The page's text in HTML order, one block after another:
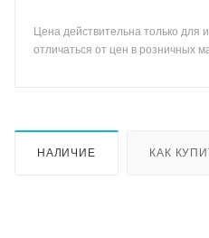
Цена действительна только для
отличаться от цен в розничных
НАЛИЧИЕ КАК